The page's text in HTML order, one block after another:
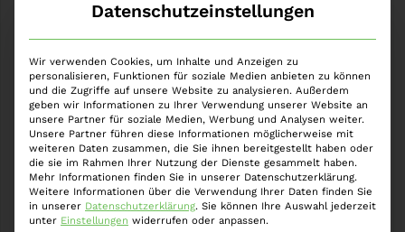
Token“, „Payment Token“ oder „Coins“) und damit
ausdrücklich Bitcoin, Ether und Monero bei privater
Weiterveräußerung von Wallet zu Wallet als private
Veräußerungsgeschäfte i.S.d. §§ 22 Nr. 2, 23 I S. 1 Nr.
2 EStG (Einkommensteuergesetzes) zu qualifizieren
sind… Weiter »
Datenschutzeinstellungen
Wir verwenden Cookies, um Inhalte und Anzeigen zu
personalisieren, Funktionen für soziale Medien anbieten zu können
und die Zugriffe auf unsere Website zu analysieren. Außerdem
geben wir Informationen zu Ihrer Verwendung unserer Website an
unsere Partner für soziale Medien, Werbung und Analysen weiter.
Unsere Partner führen diese Informationen möglicherweise mit
weiteren Daten zusammen, die Sie ihnen bereitgestellt haben oder
die sie im Rahmen Ihrer Nutzung der Dienste gesammelt haben.
Mehr Informationen finden Sie in unserer Datenschutzerklärung.
Weitere Informationen über die Verwendung Ihrer Daten finden Sie
in unserer Datenschutzerklärung. Sie können Ihre Auswahl jederzeit
unter Einstellungen widerrufen oder anpassen.